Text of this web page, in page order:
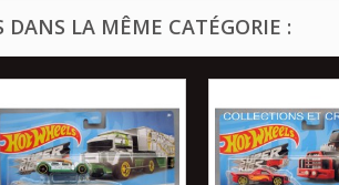
DANS LA MÊME CATÉGORIE :